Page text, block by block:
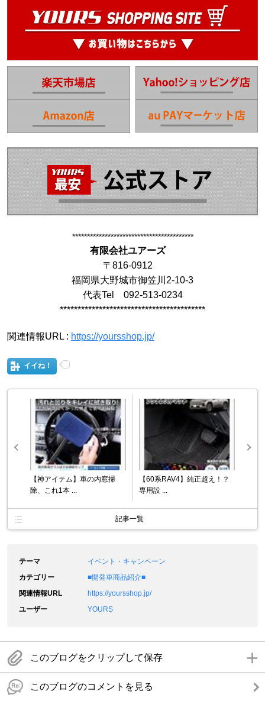
*****************************************
有限会社ユアーズ
〒816-0912
福岡県大野城市御笠川2-10-3
代表Tel 092-513-0234
*****************************************
関連情報URL : https://yoursshop.jp/
イイね！
【神アイテム】車の内窓掃
除、これ1本 ...
【60系RAV4】純正超え！？
専用設 ...
記事一覧
テーマ
イベント・キャンペーン
カテゴリー
■開発車商品紹介■
関連情報URL
https://yoursshop.jp/
ユーザー
YOURS
このブログをクリップして保存
このブログのコメントを見る